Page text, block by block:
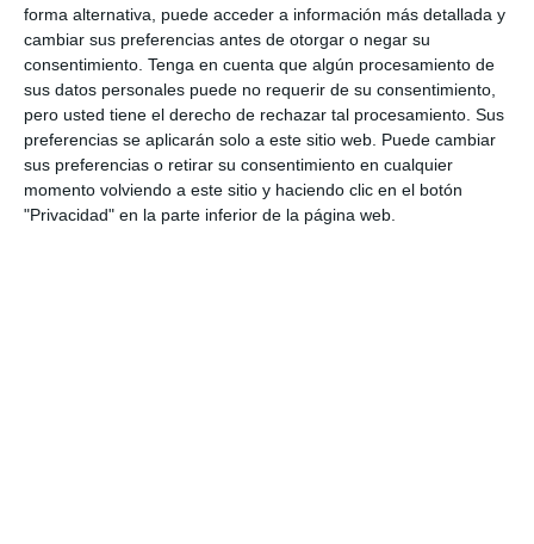
forma alternativa, puede acceder a información más detallada y
cambiar sus preferencias antes de otorgar o negar su
consentimiento. Tenga en cuenta que algún procesamiento de
sus datos personales puede no requerir de su consentimiento,
pero usted tiene el derecho de rechazar tal procesamiento. Sus
preferencias se aplicarán solo a este sitio web. Puede cambiar
sus preferencias o retirar su consentimiento en cualquier
momento volviendo a este sitio y haciendo clic en el botón
"Privacidad" en la parte inferior de la página web.
también en sucuriosidad científica, la
aplicación del método y la comunicación
rigurosa de resultados
Además, puede emplearse comoherramienta
de autoevaluación o coevaluación , ayudando
al alumnado a identificar sus avances y a
reflexionar sobre su propio proceso de